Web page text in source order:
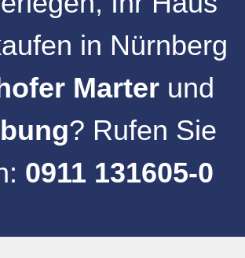
in Nürnberg
Marter und
? Rufen Sie
0911 131605-0